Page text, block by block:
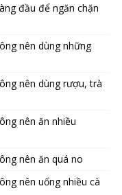
đầu để ngăn chặn
nên dùng những
nên dùng rượu, trà
nên ăn nhiều
nên ăn quá no
nên uống nhiều cà